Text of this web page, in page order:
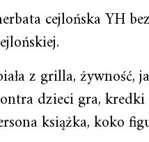
cejlońska YH
z grilla,
dzieci gra,
książka, koko